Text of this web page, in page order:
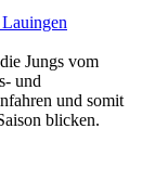
Jungs vom
und
und somit
blicken.